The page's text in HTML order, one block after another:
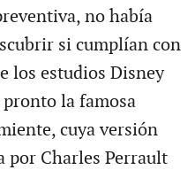
no había
si cumplían con
los estudios Disney
la famosa
cuya versión
por Charles Perrault